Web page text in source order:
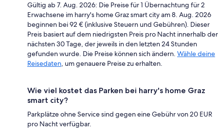
Gültig ab 7. Aug. 2026: Die Preise für 1 Übernachtung für 2
Erwachsene im harry's home Graz smart city am 8. Aug. 2026
beginnen bei 92 € (inklusive Steuern und Gebühren). Dieser
Preis basiert auf dem niedrigsten Preis pro Nacht innerhalb der
nächsten 30 Tage, der jeweils in den letzten 24 Stunden
gefunden wurde. Die Preise können sich ändern. Wähle deine
Reisedaten, um genauere Preise zu erhalten.
Wie viel kostet das Parken bei harry's home Graz
smart city?
Parkplätze ohne Service sind gegen eine Gebühr von 20 EUR
pro Nacht verfügbar.